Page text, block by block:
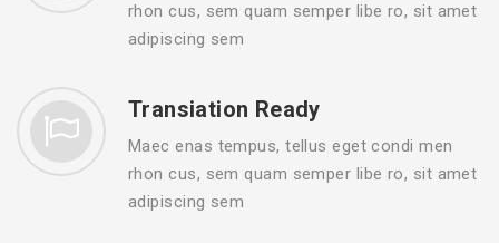
rhon cus, sem quam semper libe ro, sit amet
adipiscing sem
Transiation Ready
Maec enas tempus, tellus eget condi men
rhon cus, sem quam semper libe ro, sit amet
adipiscing sem